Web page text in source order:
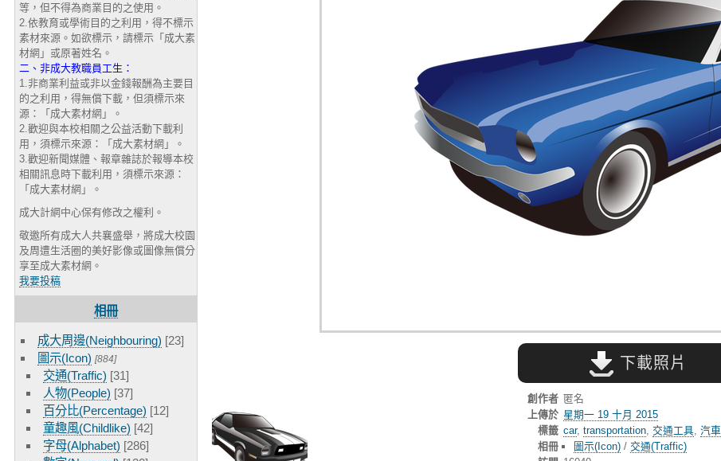
等，但不得為商業目的之使用。
2.依教育或學術目的之利用，得不標示
素材來源。如欲標示，請標示「成大素
材網」或原著姓名。
二、非成大教職員工生：
1.非商業利益或非以金錢報酬為主要目
的之利用，得無償下載，但須標示來
源：「成大素材網」。
2.歡迎與本校相關之公益活動下載利
用，須標示來源：「成大素材網」。
3.歡迎新聞媒體、報章雜誌於報導本校
相關訊息時下載利用，須標示來源：
「成大素材網」。
成大計網中心保有修改之權利。
敬邀所有成大人共襄盛舉，將成大校園
及周遭生活圈的美好影像或圖像無償分
享至成大素材網。
我要投稿
相冊
成大周邊(Neighbouring) [23]
圖示(Icon) [884]
交通(Traffic) [31]
人物(People) [37]
百分比(Percentage) [12]
童趣風(Childlike) [42]
字母(Alphabet) [286]
下載照片
創作者 匿名
上傳於 星期一 19 十月 2015
標籤 car, transportation 交通工具 汽車
相冊
圖示(Icon)/ 交通(Traffic)